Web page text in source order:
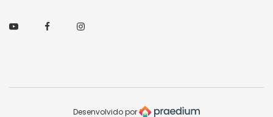
YoutubeFacebookInstagram
Desenvolvido por